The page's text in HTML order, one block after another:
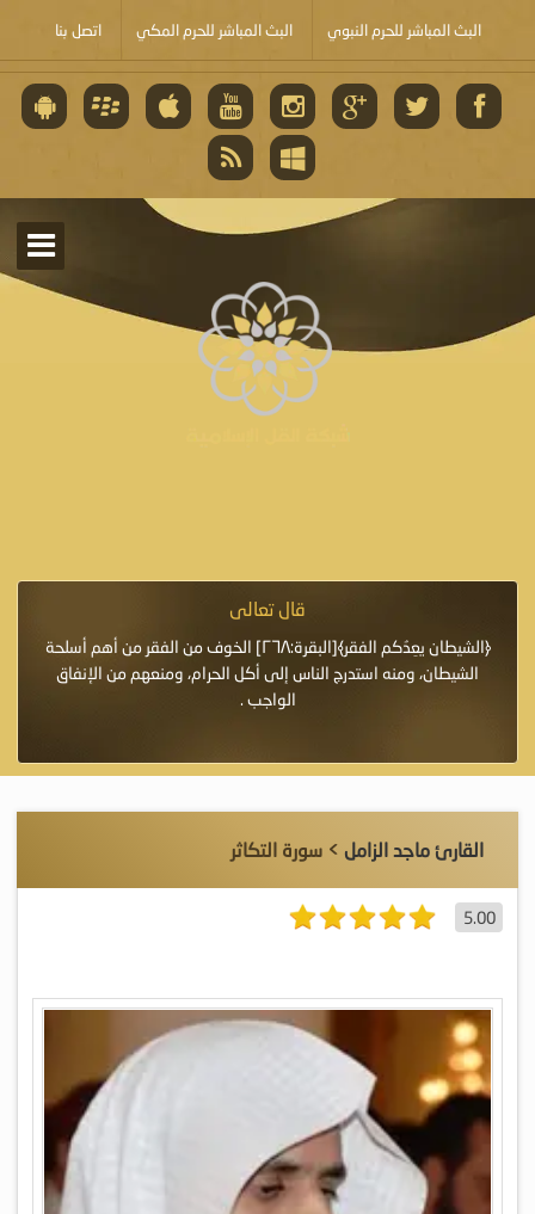
البث المباشر للحرم النبوي البث المباشر للحرم المكي اتصل بنا
قال تعالى
﴿الشيطان يعِدُكم الفقر﴾[البقرة:٢٦٨] الخوف من الفقر من أهم أسلحة
الشيطان، ومنه استدرج الناس إلى أكل الحرام، ومنعهم من الإنفاق
الواجب .
القارئ ماجد الزامل > سورة التكاثر
5.00